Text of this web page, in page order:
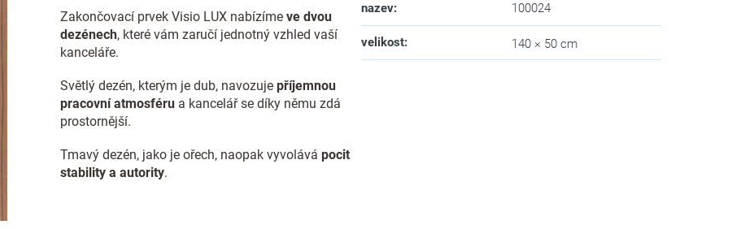
Zakončovací prvek Visio LUX nabízíme ve dvou
dezénech, které vám zaručí jednotný vzhled vaší
kanceláře.
Světlý dezén, kterým je dub, navozujepříjemnou
pracovní atmosféru a kancelář se díky němu zdá
prostornější.
Tmavý dezén, jako je ořech, naopak vyvolávápocit
stability a autority.
nazev: 100024
velikost: 140 × 50 cm